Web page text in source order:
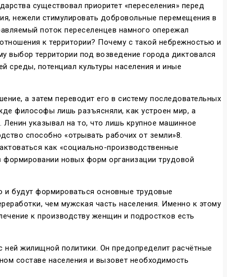
существовал приоритет «переселения» перед
нежели стимулировать добровольные перемещения в
поток переселенцев намного опережал
к территории? Почему с такой небрежностью и
выбор территории под возведение города диктовался
среды, потенциал культуры населения и иные
а затем переводит его в систему последовательных
философы лишь разъясняли, как устроен мир, а
Ленин указывал на то, что лишь крупное машинное
способно «отрывать рабочих от земли»8.
как «социально-производственные
формировании новых форм организации трудовой
и будут формироваться основные трудовые
чем мужская часть населения. Именно к этому
к производству женщин и подростков есть
ней жилищной политики. Он предопределит расчётные
составе населения и вызовет необходимость